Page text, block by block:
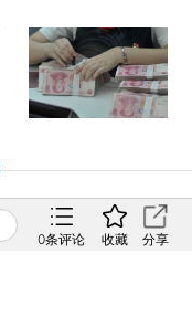
0条评论 收藏 分享